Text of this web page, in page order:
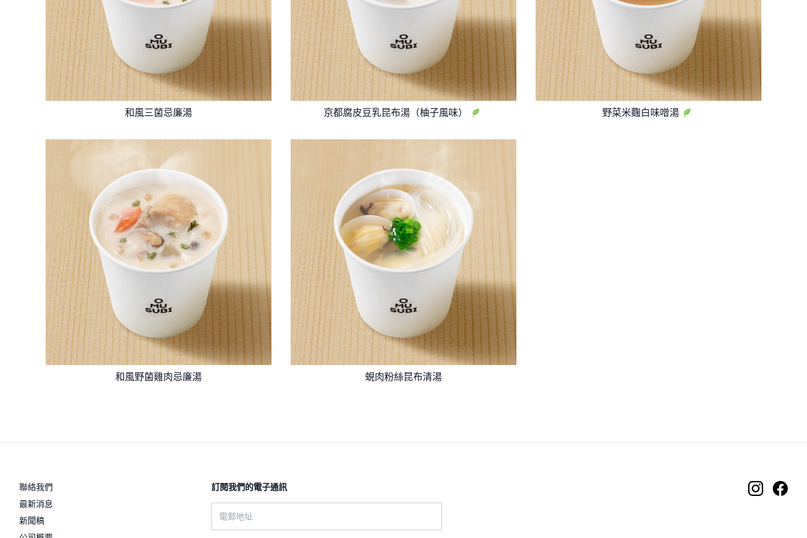
和風三菌忌廉湯 京都腐皮豆乳昆布湯（柚子風味） 野菜米麴白味噌湯
和風野菌雞肉忌廉湯 蜆肉粉絲昆布清湯
聯絡我們
最新消息
新聞稿
訂閱我們的電子通訊​